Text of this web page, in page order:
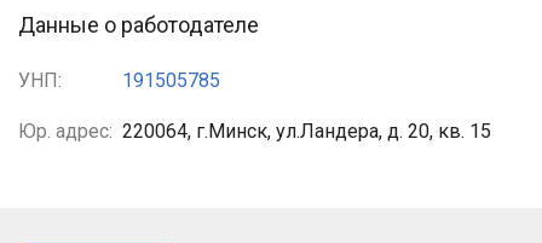
Данные о работодателе
УНП: 191505785
Юр. адрес: 220064, г.Минск, ул.Ландера, д. 20, кв. 15